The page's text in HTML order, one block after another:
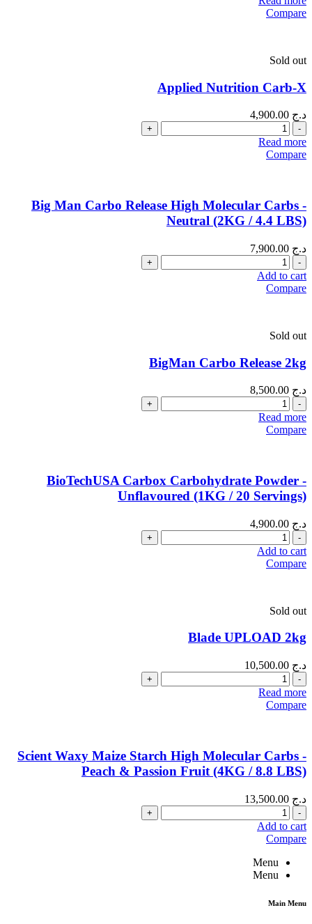
Compare
Sold out
Applied Nutrition Carb-X
د.ج
Quantity
Read more
Compare
Big Man Carbo Release High Molecular Carbs -
Neutral (2KG / 4.4 LBS)
د.ج
Quantity
Add to cart
Compare
Sold out
BigMan Carbo Release 2kg
د.ج
Quantity
Read more
Compare
BioTechUSA Carbox Carbohydrate Powder -
Unflavoured (1KG / 20 Servings)
د.ج
Quantity
Add to cart
Compare
Sold out
Blade UPLOAD 2kg
د.ج
Quantity
Read more
Compare
Scient Waxy Maize Starch High Molecular Carbs -
Peach & Passion Fruit (4KG / 8.8 LBS)
د.ج
Quantity
Add to cart
Compare
Menu
Menu
Main Menu